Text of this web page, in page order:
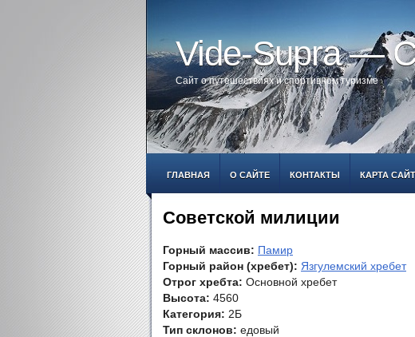
Vide-Supra —
Сайт о путешествиях и спортивном туризме
ГЛАВНАЯ О САЙТЕ КОНТАКТЫ КАРТА
Советской милиции
Горный массив: Памир
Горный район (хребет): Язгулемский хребет
Отрог хребта: Основной хребет
Высота: 4560
Категория: 2Б
Тип склонов: едовый